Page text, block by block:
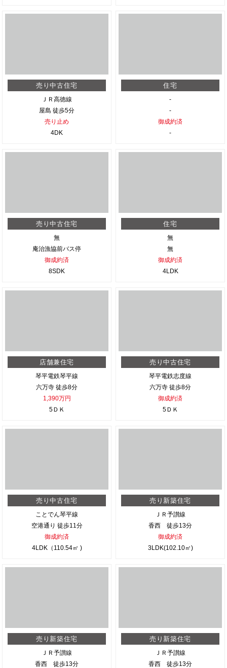
売り中古住宅
ＪＲ高徳線
屋島 徒歩5分
売り止め
4DK
住宅
-
-
御成約済
-
売り中古住宅
無
庵治漁協前バス停
御成約済
8SDK
住宅
無
無
御成約済
4LDK
店舗兼住宅
琴平電鉄琴平線
六万寺 徒歩8分
1,390万円
5ＤＫ
売り中古住宅
琴平電鉄志度線
六万寺 徒歩8分
御成約済
5ＤＫ
売り中古住宅
ことでん琴平線
空港通り 徒歩11分
御成約済
4LDK（110.54㎡ )
売り新築住宅
ＪＲ予讃線
香西 徒歩13分
御成約済
3LDK(102.10㎡)
売り新築住宅
ＪＲ予讃線
香西 徒歩13分
売り新築住宅
ＪＲ予讃線
香西 徒歩13分